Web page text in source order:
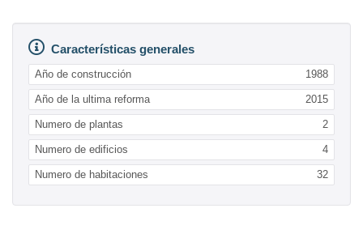
Características generales
Año de construcción 1988
Año de la ultima reforma 2015
Numero de plantas 2
Numero de edificios 4
Numero de habitaciones 32